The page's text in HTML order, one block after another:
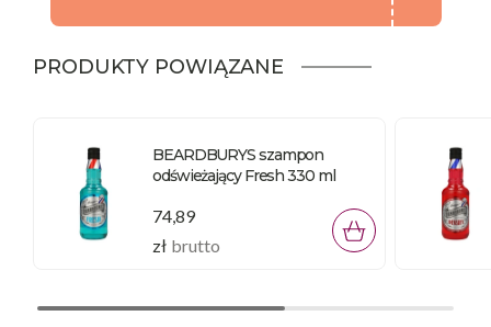
PRODUKTY POWIĄZANE
BEARDBURYS szampon
odświeżający Fresh 330 ml
74,89
zł brutto